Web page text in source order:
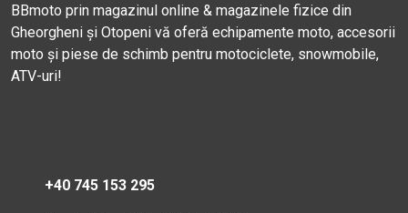
BBmoto prin magazinul online & magazinele fizice din
Gheorgheni și Otopeni vă oferă echipamente moto, accesorii
moto și piese de schimb pentru motociclete, snowmobile,
ATV-uri!
+40 745 153 295